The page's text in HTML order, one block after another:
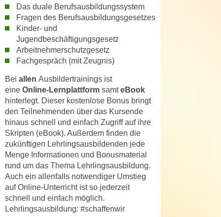
Das duale Berufsausbildungssystem
Fragen des Berufsausbildungsgesetzes
Kinder- und
Jugendbeschäftigungsgesetz
Arbeitnehmerschutzgesetz
Fachgespräch (mit Zeugnis)
Bei allen Ausbildertrainings ist
eine Online-Lernplattform samteBook
hinterlegt. Dieser kostenlose Bonus bringt
den Teilnehmenden über das Kursende
hinaus schnell und einfach Zugriff auf ihre
Skripten (eBook). Außerdem finden die
zukünftigen Lehrlingsausbildenden jede
Menge Informationen und Bonusmaterial
rund um das Thema Lehrlingsausbildung.
Auch ein allenfalls notwendiger Umstieg
auf Online-Unterricht ist so jederzeit
schnell und einfach möglich.
Lehrlingsausbildung: #schaffenwir
r
t
e
o
o
k
e
s
z
u
A
n
a
l
y
s
a
n
.
e
n
n
S
i
e
d
e
r
C
o
o